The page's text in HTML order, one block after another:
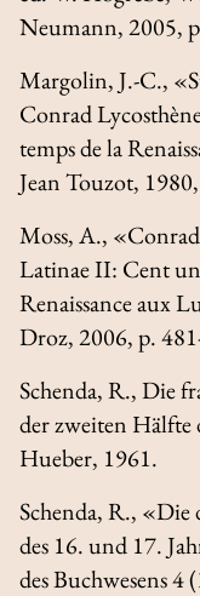
Neumann, 2005,
Margolin, J.-C.,
Conrad
temps de la
Jean Touzot,
Moss, A.,
Latinae II: Cent
Renaissance aux
Droz, 2006, p.
Schenda, R.,Die
der zweiten Hälfte
Hueber, 1961.
Schenda, R., «Die
des 16. und 17.
des Buchwesens4